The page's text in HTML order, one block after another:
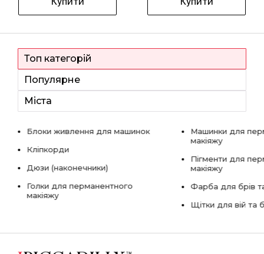
Топ категорій
Популярне
Міста
Блоки живлення для машинок
Кліпкорди
Дюзи (наконечники)
Голки для перманентного
макіяжу
Машинки для
макіяжу
Пігменти для
макіяжу
Фарба для брів
Щітки для вій та